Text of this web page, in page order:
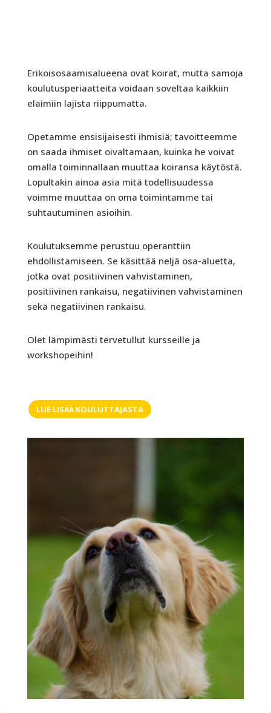
Erikoisosaamisalueena ovat koirat, mutta samoja
koulutusperiaatteita voidaan soveltaa kaikkiin
eläimiin lajista riippumatta.
Opetamme ensisijaisesti ihmisiä; tavoitteemme
on saada ihmiset oivaltamaan, kuinka he voivat
omalla toiminnallaan muuttaa koiransa käytöstä.
Lopultakin ainoa asia mitä todellisuudessa
voimme muuttaa on oma toimintamme tai
suhtautuminen asioihin.
Koulutuksemme perustuu operanttiin
ehdollistamiseen. Se käsittää neljä osa-aluetta,
jotka ovat positiivinen vahvistaminen,
positiivinen rankaisu, negatiivinen vahvistaminen
sekä negatiivinen rankaisu.
Olet lämpimästi tervetullut kursseille ja
workshopeihin!
LUE LISÄÄ KOULUTTAJASTA